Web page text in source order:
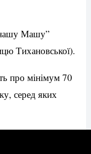
Машу”
Тихановської).
про мінімум 70
серед яких